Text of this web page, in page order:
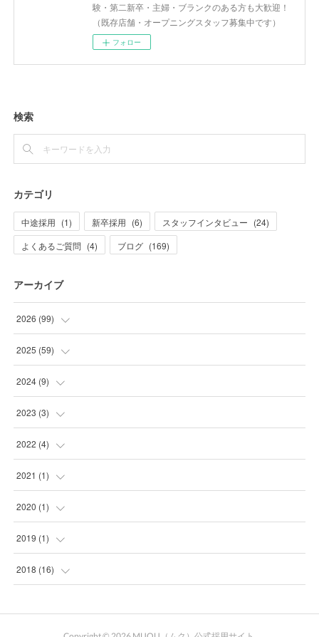
験・第二新卒・主婦・ブランクのある方も大歓迎！
（既存店舗・オープニングスタッフ募集中です）
フォロー
検索
カテゴリ
中途採用 (1) 新卒採用 (6) スタッフインタビュー (24)
よくあるご質問 (4) ブログ (169)
アーカイブ
2026 (99)
(20 )
( 21
(
(
2025 (59)
( )
( )
(
(
2024(9)
( )
( )
2023 (3)
( )
( )
2022 (4)
( )
( )
(
(1
2021 (1)
( )
2020 (1)
( )
2019 (1)
(1
2018 (16)